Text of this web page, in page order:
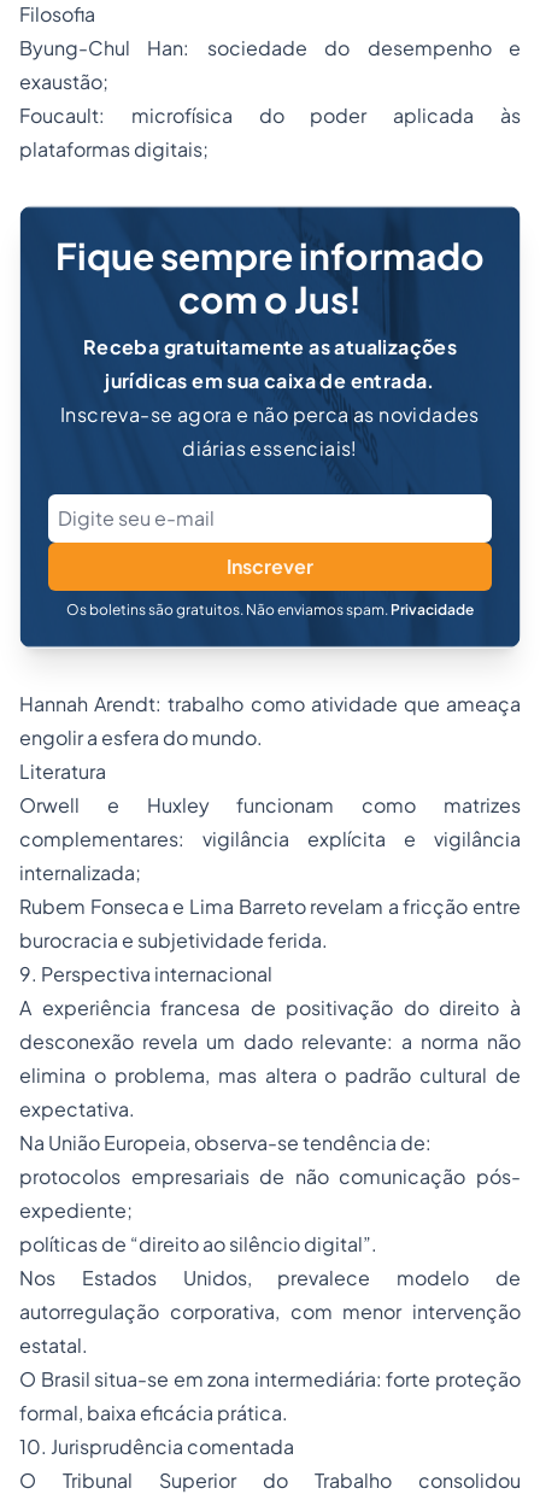
Filosofia
Byung-Chul Han: sociedade do desempenho e
exaustão;
Foucault: microfísica do poder aplicada às
plataformas digitais;
Fique sempre informado
com o Jus!
Receba gratuitamente as atualizações
jurídicas em sua caixa de entrada.
Inscreva-se agora e não perca as novidades
diárias essenciais!
Inscrever
Os boletins são gratuitos. Não enviamos spam. Privacidade
Hannah Arendt: trabalho como atividade que ameaça
engolir a esfera do mundo.
Literatura
Orwell e Huxley funcionam como matrizes
complementares: vigilância explícita e vigilância
internalizada;
Rubem Fonseca e Lima Barreto revelam a fricção entre
burocracia e subjetividade ferida.
9. Perspectiva internacional
A experiência francesa de positivação do direito à
desconexão revela um dado relevante: a norma não
elimina o problema, mas altera o padrão cultural de
expectativa.
Na União Europeia, observa-se tendência de:
protocolos empresariais de não comunicação pós-
expediente;
políticas de “direito ao silêncio digital”.
Nos Estados Unidos, prevalece modelo de
autorregulação corporativa, com menor intervenção
estatal.
O Brasil situa-se em zona intermediária: forte proteção
formal, baixa eficácia prática.
10. Jurisprudência comentada
O Tribunal Superior do Trabalho consolidou